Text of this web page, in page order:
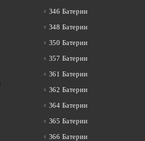
346 Батерии
348 Батерии
350 Батерии
357 Батерии
361 Батерии
362 Батерии
364 Батерии
365 Батерии
366 Батерии